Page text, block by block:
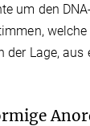
um den
Lage,